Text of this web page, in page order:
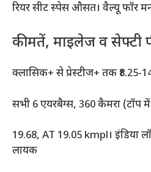
रियर सीट स्पेस औसत। वैल्यू फॉर
कीमतें, माइलेज व सेफ्टी
क्लासिक+ से प्रेस्टीज+ तक ₹8.25-
सभी 6 एयरबैग्स, 360 कैमरा (टॉप
19.68, AT 19.05 kmpl। इंडिया
लायक